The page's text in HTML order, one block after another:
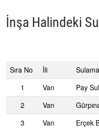
İnşa Halindeki
Sıra No İli
1
Van
Pay
2
Van
3
Van
Erçek